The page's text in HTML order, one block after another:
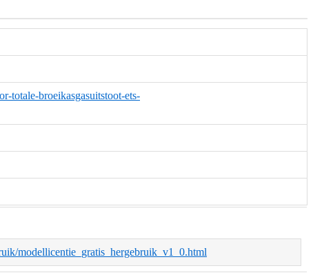
totale-broeikasgasuitstoot-ets-
modellicentie_gratis_hergebruik_v1_0.html